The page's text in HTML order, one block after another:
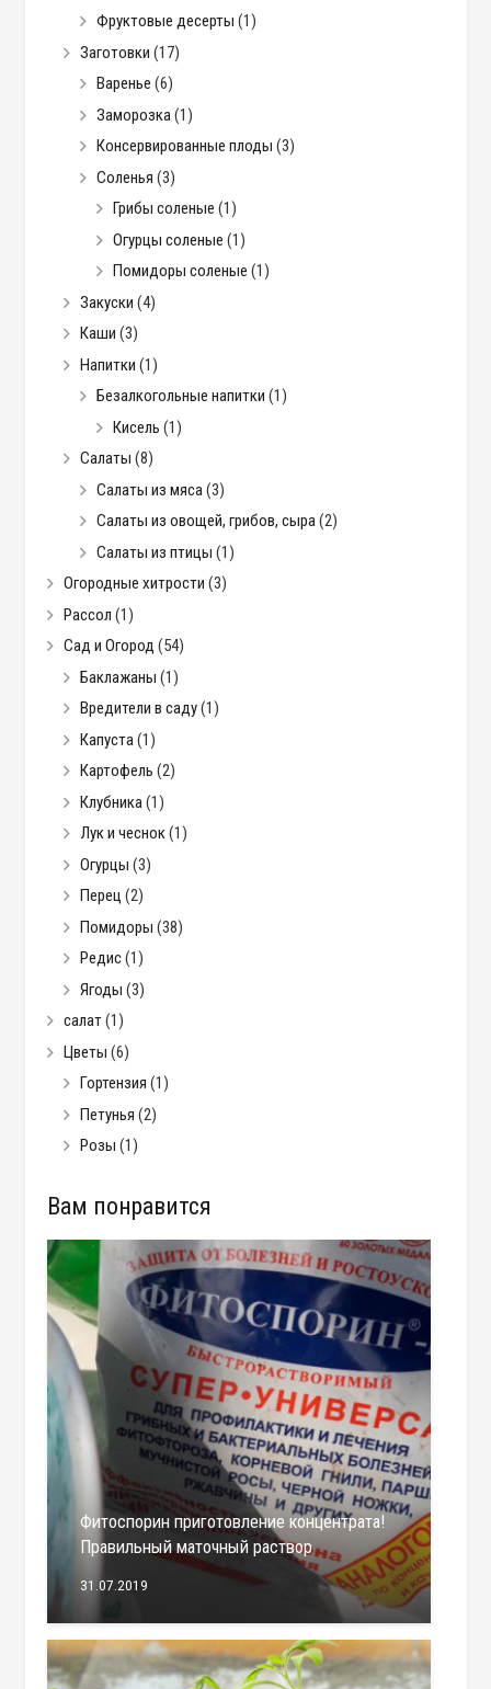
Фруктовые десерты (1)
Заготовки (17)
Варенье (6)
Заморозка(1)
Консервированные плоды (3)
Соленья (3)
Грибы соленые (1)
Огурцы соленые (1)
Помидоры соленые (1)
Закуски (4)
Каши (3)
Напитки (1)
Безалкогольные напитки (1)
Кисель (1)
Салаты (8)
Салаты из мяса(3)
Салаты из овощей, грибов, сыра(2)
Салаты из птицы (1)
Огородные хитрости (3)
Рассол (1)
Сад и Огород (54)
Баклажаны (1)
Вредители в саду(1)
Капуста(1)
Картофель (2)
Клубника(1)
Лук и чеснок(1)
Огурцы (3)
Перец (2)
Помидоры (38)
Редис(1)
Ягоды (3)
салат(1)
Цветы (6)
Гортензия (1)
Петунья (2)
Розы (1)
Вам понравится
Фитоспорин приготовление концентрата!
Правильный маточный раствор
31.07.2019